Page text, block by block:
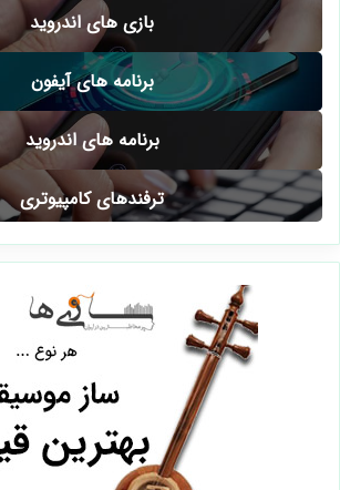
بازی های اندروید
برنامه های آیفون
برنامه های اندروید
ترفندهای کامپیوتری